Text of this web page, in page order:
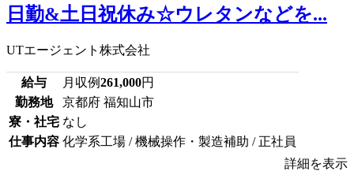
日勤&土日祝休み☆ウレタンなどを...
UTエージェント株式会社
給与 月収例261,000円
勤務地
京都府 福知山市
寮・社宅 なし
仕事内容 化学系工場 / 機械操作・製造補助 / 正社員
詳細を表示